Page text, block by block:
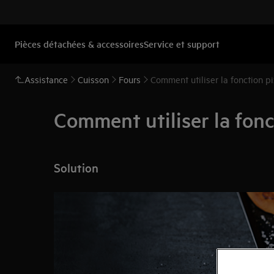
Pièces détachées & accessoiresService et support
Assistance Cuisson Fours Comment utiliser la fonction
Comment utiliser la
Solution